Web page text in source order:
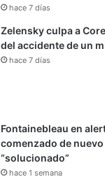
hace 7 días
Zelensky culpa a
del accidente de un
hace 7 días
Fontainebleau en
comenzado de
“solucionado”
hace 1 semana